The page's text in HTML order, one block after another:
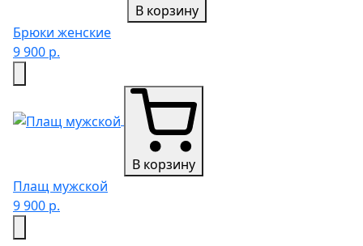
В корзину
Брюки женские
9 900 р.
В корзину
Плащ мужской
9 900 р.